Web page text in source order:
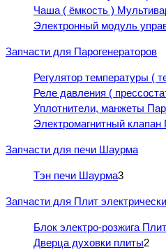
Чаша ( ёмкость )
Электронный модуль
Запчасти для Парогенераторов
Регулятор температуры (
Реле давления (
Уплотнители, манжеты
Электромагнитный клапан
Запчасти для печи Шаурма
Тэн печи Шаурма3
Запчасти для Плит
Блок электро-розжига
Дверца духовки плиты2